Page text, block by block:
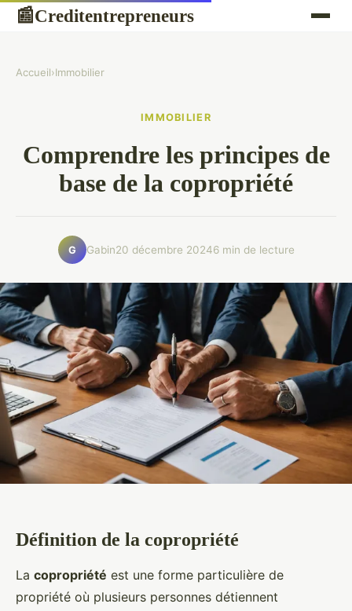
📰Creditentrepreneurs
Accueil›Immobilier
IMMOBILIER
Comprendre les principes de
base de la copropriété
G Gabin20 décembre 20246 min de lecture
Définition de la copropriété
La copropriété est une forme particulière de
propriété où plusieurs personnes détiennent